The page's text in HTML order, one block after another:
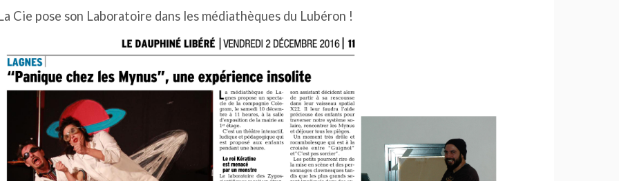
Cie pose son Laboratoire dans les médiathèques du Lubéron !